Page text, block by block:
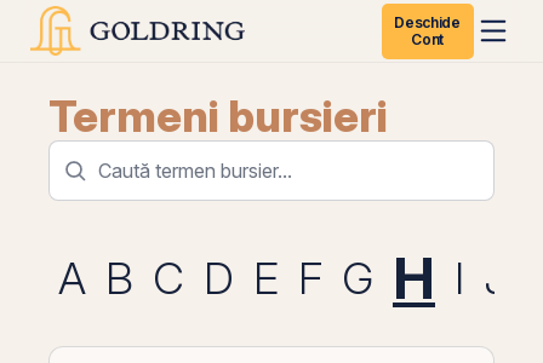
Deschide
Cont
Termeni bursieri
A B C D E F G H I J